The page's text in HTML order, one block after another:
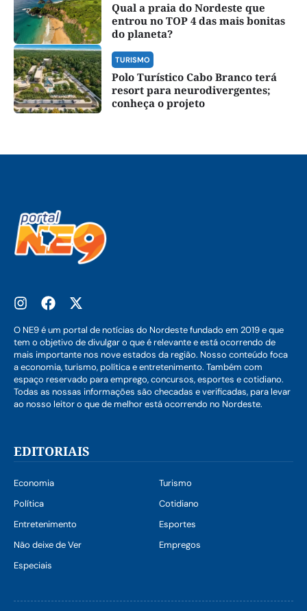
Qual a praia do Nordeste que
entrou no TOP 4 das mais bonitas
do planeta?
TURISMO
Polo Turístico Cabo Branco terá
resort para neurodivergentes;
conheça o projeto
O NE9 é um portal de notícias do Nordeste fundado em 2019 e que
tem o objetivo de divulgar o que é relevante e está ocorrendo de
mais importante nos nove estados da região. Nosso conteúdo foca
a economia, turismo, política e entretenimento. Também com
espaço reservado para emprego, concursos, esportes e cotidiano.
Todas as nossas informações são checadas e verificadas, para levar
ao nosso leitor o que de melhor está ocorrendo no Nordeste.
EDITORIAIS
Economia
Turismo
Política
Cotidiano
Entretenimento
Esportes
Não deixe de Ver
Empregos
Especiais